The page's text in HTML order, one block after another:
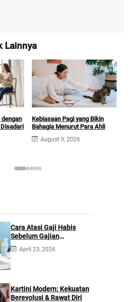
Lainnya
dengan
Kebiasaan Pagi yang Bikin
Bahagia Menurut Para Ahli
August 9, 2026
Cara Atasi Gaji Habis
Sebelum Gajian
Berikutnya
April 23, 2026
Kartini Modern: Kekuatan
Berevolusi & Rawat Diri